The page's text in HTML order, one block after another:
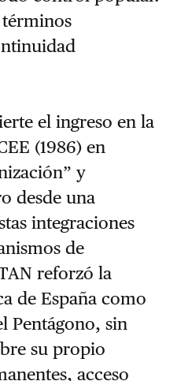
el ingreso en la
(1986) en
y
desde una
integraciones
de
reforzó la
de España como
Pentágono, sin
su propio
acceso